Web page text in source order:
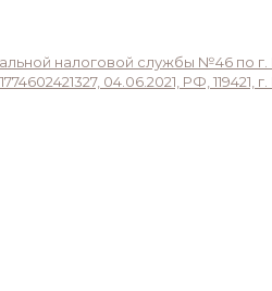
налоговой службы №46 по
04.06.2021, РФ, 119421, г.